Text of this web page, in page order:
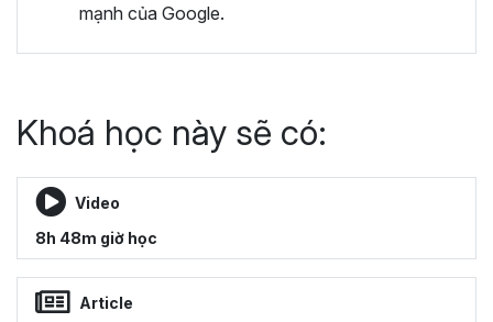
mạnh của Google.
Khoá học này sẽ có:
Video
8h 48m giờ học
Article